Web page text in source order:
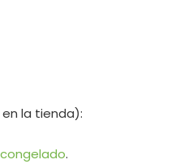
la tienda):
.